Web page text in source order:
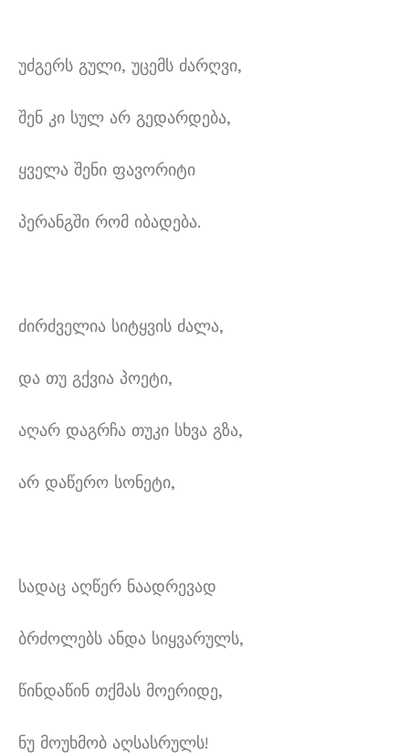
უძგერს გული, უცემს ძარღვი,
შენ კი სულ არ გედარდება,
ყველა შენი ფავორიტი
პერანგში რომ იბადება.
ძირძველია სიტყვის ძალა,
და თუ გქვია პოეტი,
აღარ დაგრჩა თუკი სხვა გზა,
არ დაწერო სონეტი,
სადაც აღწერ ნაადრევად
ბრძოლებს ანდა სიყვარულს,
წინდაწინ თქმას მოერიდე,
ნუ მოუხმობ აღსასრულს!